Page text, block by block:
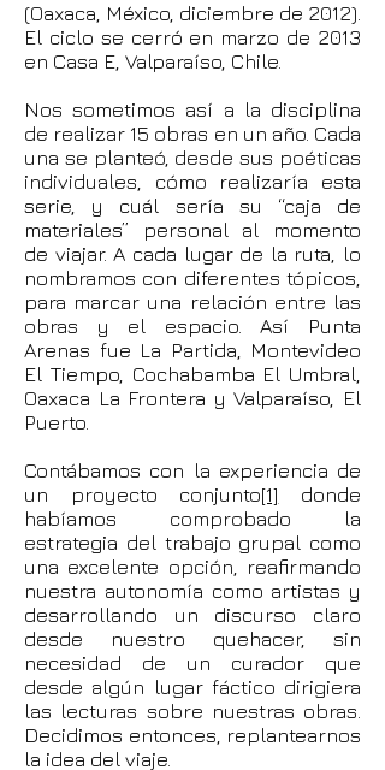
(Oaxaca, México, diciembre de 2012).
El ciclo se cerró en marzo de 2013
en Casa E, Valparaíso, Chile.
Nos sometimos así a la disciplina
de realizar 15 obras en un año. Cada
una se planteó, desde sus poéticas
individuales, cómo realizaría esta
serie, y cuál sería su “caja de
materiales” personal al momento
de viajar. A cada lugar de la ruta, lo
nombramos con diferentes tópicos,
para marcar una relación entre las
obras y el espacio. Así Punta
Arenas fue La Partida, Montevideo
El Tiempo, Cochabamba El Umbral,
Oaxaca La Frontera y Valparaíso, El
Puerto.
Contábamos con la experiencia de
un proyecto conjunto[1] donde
habíamos comprobado la
estrategia del trabajo grupal como
una excelente opción, reafirmando
nuestra autonomía como artistas y
desarrollando un discurso claro
desde nuestro quehacer, sin
necesidad de un curador que
desde algún lugar fáctico dirigiera
las lecturas sobre nuestras obras.
Decidimos entonces, replantearnos
la idea del viaje.